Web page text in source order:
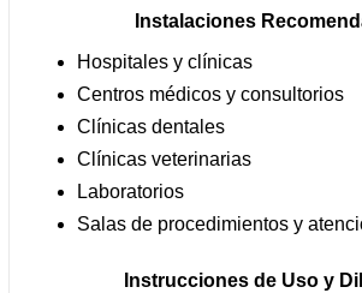
Instalaciones
Hospitales y clínicas
Centros médicos y consultorios
Clínicas dentales
Clínicas veterinarias
Laboratorios
Salas de procedimientos y
Instrucciones de Uso y